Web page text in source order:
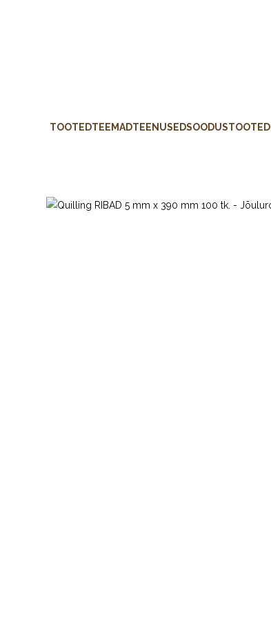
TOOTEDTEEMADTEENUSEDSOODUSTOOTED